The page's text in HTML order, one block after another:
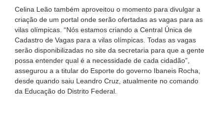
Celina Leão também aproveitou o momento para divulgar a
criação de um portal onde serão ofertadas as vagas para as
vilas olímpicas. “Nós estamos criando a Central Única de
Cadastro de Vagas para a vilas olímpicas. Todas as vagas
serão disponibilizadas no site da secretaria para que a gente
possa entender qual é a necessidade de cada cidadão”,
assegurou a a titular do Esporte do governo Ibaneis Rocha,
desde quando saiu Leandro Cruz, atualmente no comando
da Educação do Distrito Federal.